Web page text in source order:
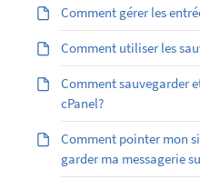
Comment gérer les
Comment utiliser les
Comment sauvegarder
cPanel?
Comment pointer mon
garder ma messagerie